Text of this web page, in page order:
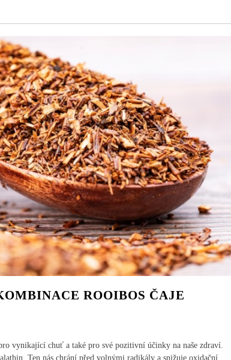
ROOIBOS ČAJE
vynikající chuť a také pro své pozitivní účinky na naše zdraví.
Ten nás chrání před volnými radikály a snižuje oxidační